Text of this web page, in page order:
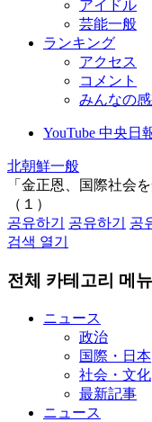
アイドル
芸能一般
ランキング
アクセス
コメント
みんなの
YouTube 中央日
北朝鮮一般
「金正恩、国際社会
（１）
공유하기
공유하기
공
검색 열기
전체 카테고리 메뉴
ニュース
政治
国際・日本
社会・文化
最新記事
ニュース